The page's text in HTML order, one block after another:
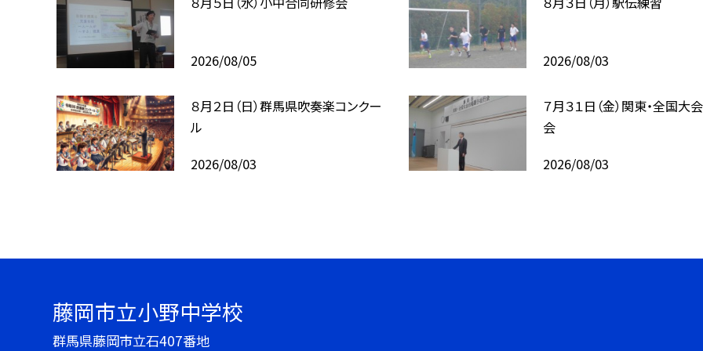
2026/08/05 2026/08/03
８月２日（日）群馬県吹奏楽コンクー
ル
2026/08/03
７月３１日（金）関東・全国大
会
2026/08/03
藤岡市立小野中学校
群馬県藤岡市立石407番地